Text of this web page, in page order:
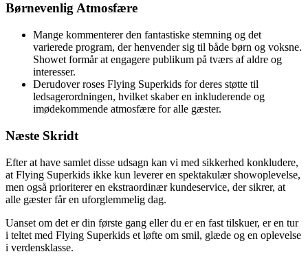
Børnevenlig Atmosfære
Mange kommenterer den fantastiske stemning og det
varierede program, der henvender sig til både børn og voksne.
Showet formår at engagere publikum på tværs af aldre og
interesser.
Derudover roses Flying Superkids for deres støtte til
ledsagerordningen, hvilket skaber en inkluderende og
imødekommende atmosfære for alle gæster.
Næste Skridt
Efter at have samlet disse udsagn kan vi med sikkerhed konkludere,
at Flying Superkids ikke kun leverer en spektakulær showoplevelse,
men også prioriterer en ekstraordinær kundeservice, der sikrer, at
alle gæster får en uforglemmelig dag.
Uanset om det er din første gang eller du er en fast tilskuer, er en tur
i teltet med Flying Superkids et løfte om smil, glæde og en oplevelse
i verdensklasse.